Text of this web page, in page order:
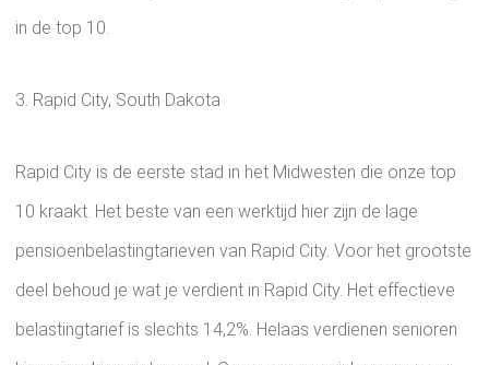
in de top 10.
3. Rapid City, South Dakota
Rapid City is de eerste stad in het Midwesten die onze top
10 kraakt. Het beste van een werktijd hier zijn de lage
pensioenbelastingtarieven van Rapid City. Voor het grootste
deel behoud je wat je verdient in Rapid City. Het effectieve
belastingtarief is slechts 14,2%. Helaas verdienen senioren